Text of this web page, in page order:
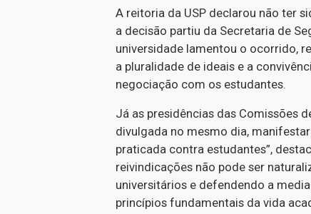
A reitoria da USP declarou não ter
a decisão partiu da Secretaria de
universidade lamentou o ocorrido,
a pluralidade de ideais e a
negociação com os estudantes.
Já as presidências das Comissões
divulgada no mesmo dia,
praticada contra estudantes”,
reivindicações não pode ser
universitários e defendendo a
princípios fundamentais da vida